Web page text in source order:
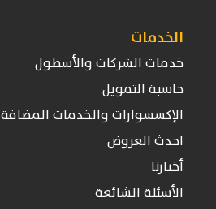
الخدمات
خدمات الشركات والأسطول
حاسبة التمويل
الإكسسوارات والخدمات المضافة
احدث العروض
أخبارنا
الأسئلة الشائعة